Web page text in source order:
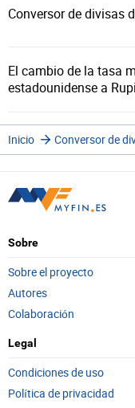
Conversor de divisas
El cambio de la tasa
estadounidense a
Inicio Conversor de
Sobre
Sobre el proyecto
Autores
Colaboración
Legal
Condiciones de uso
Política de privacidad